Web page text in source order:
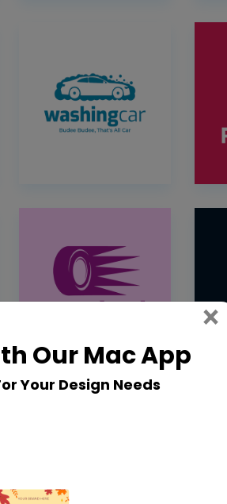
Our Mac App
Your Design Needs
×